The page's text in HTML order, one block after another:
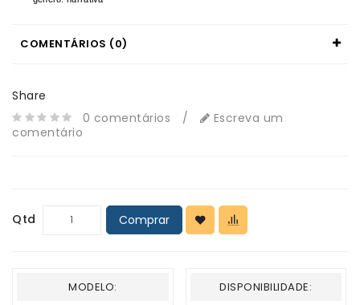
COMENTÁRIOS (0)
Share
0 comentários
/
Escreva um
comentário
Qtd Comprar
MODELO: DISPONIBILIDADE: